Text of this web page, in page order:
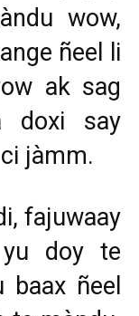
wow,
ñeel li
ak sag
doxi say
jàmm.
fajuwaay
doy te
ñeel